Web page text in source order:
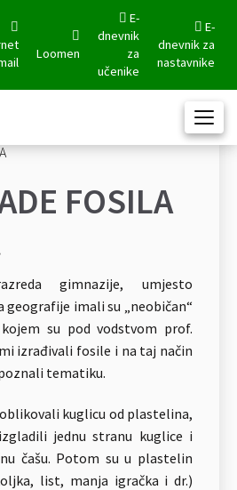
Loomen
E-
dnevnik
za
učenike
E-
dnevnik za
nastavnike
FOSILA
gimnazije, umjesto
geografije imali su „neobičan“
su pod vodstvom prof.
izrađivali fosile i na taj način
tematiku.
kuglicu od plastelina,
jednu stranu kuglice i
čašu. Potom su u plastelin
list, manja igračka i dr.)